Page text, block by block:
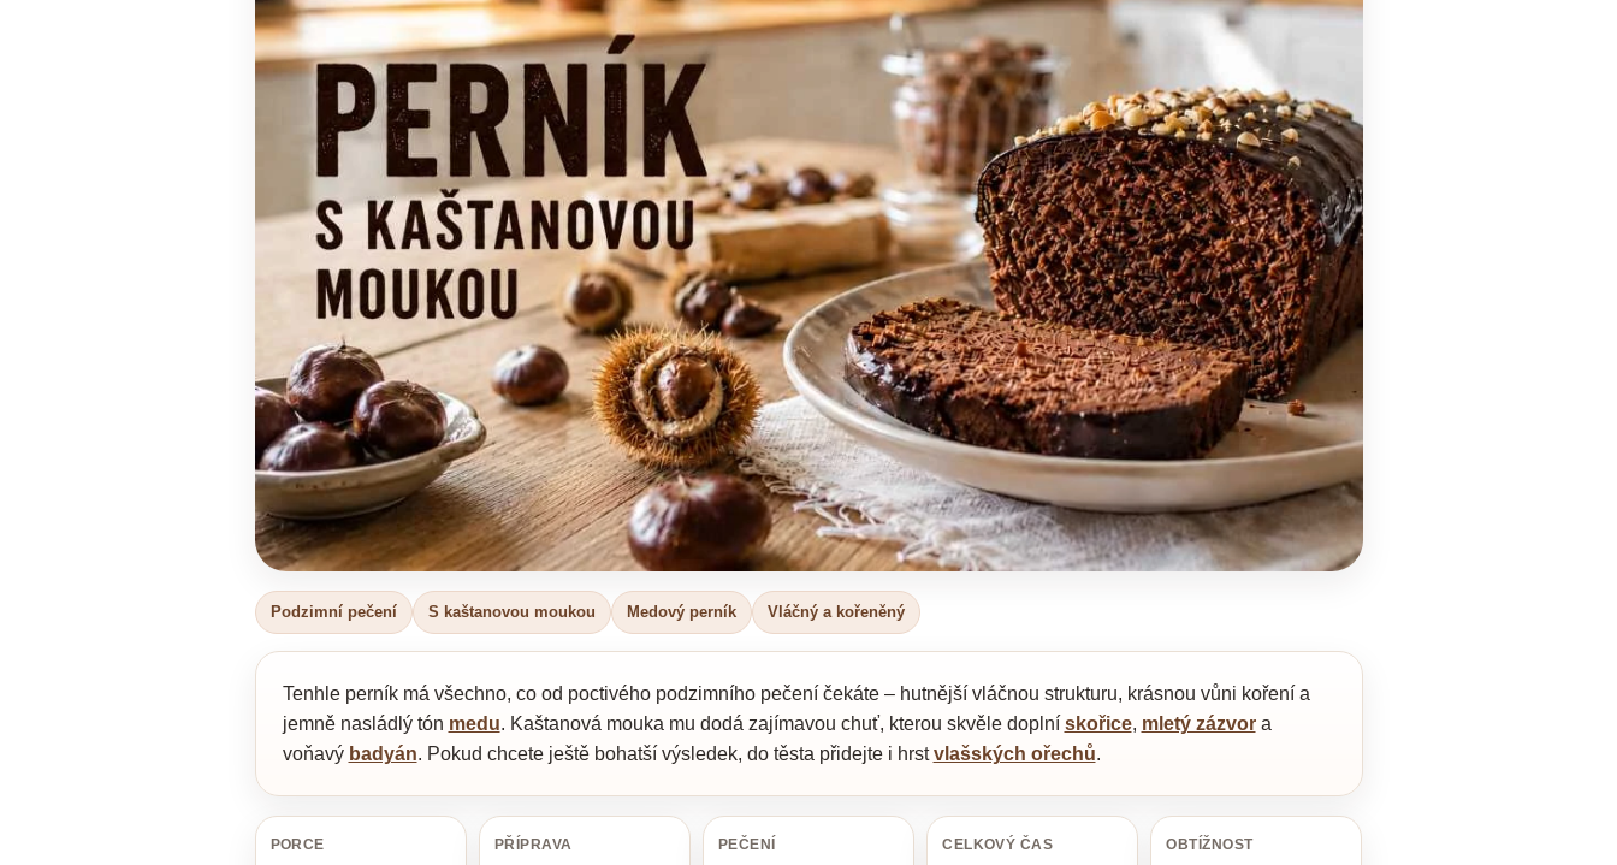
Podzimní pečení S kaštanovou moukou Medový perník Vláčný a kořeněný
Tenhle perník má všechno, co od poctivého podzimního pečení čekáte – hutnější vláčnou strukturu, krásnou vůni koření a
jemně nasládlý tón medu. Kaštanová mouka mu dodá zajímavou chuť, kterou skvěle doplní skořice, mletý zázvora
voňavý badyán. Pokud chcete ještě bohatší výsledek, do těsta přidejte i hrstvlašských ořechů.
PORCE PŘÍPRAVA PEČENÍ CELKOVÝ ČAS OBTÍŽNOST